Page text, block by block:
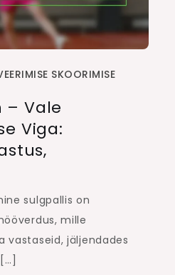
SKOORIMISE
– Vale
Viga:
sulgpallis on
mille
vastaseid, jäljendades